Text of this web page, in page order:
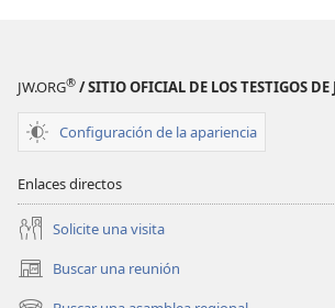
JW.ORG® / SITIO OFICIAL DE LOS TESTIGOS DE
Configuración de la apariencia
Enlaces directos
Solicite una visita
Buscar una reunión
(abre
una